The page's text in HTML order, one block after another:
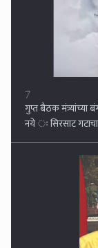
उद्धव ठाकरे राज